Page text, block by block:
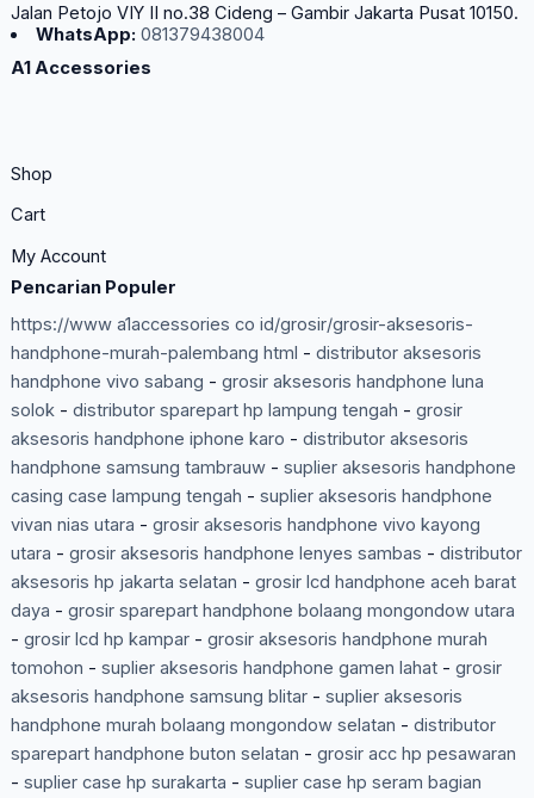
Jalan Petojo VIY II no.38 Cideng – Gambir Jakarta Pusat 10150.
WhatsApp: 081379438004
A1 Accessories
Shop
Cart
My Account
Pencarian Populer
https://www a1accessories co id/grosir/grosir-aksesoris-
handphone-murah-palembang html - distributor aksesoris
handphone vivo sabang - grosir aksesoris handphone luna
solok- distributor sparepart hp lampung tengah - grosir
aksesoris handphone iphone karo - distributor aksesoris
handphone samsung tambrauw- suplier aksesoris handphone
casing case lampung tengah - suplier aksesoris handphone
vivan nias utara - grosir aksesoris handphone vivo kayong
utara - grosir aksesoris handphone lenyes sambas - distributor
aksesoris hp jakarta selatan - grosir lcd handphone aceh barat
daya - grosir sparepart handphone bolaang mongondow utara
- grosir lcd hp kampar- grosir aksesoris handphone murah
tomohon - suplier aksesoris handphone gamen lahat- grosir
aksesoris handphone samsung blitar- suplier aksesoris
handphone murah bolaang mongondow selatan - distributor
sparepart handphone buton selatan - grosir acc hp pesawaran
- suplier case hp surakarta - suplier case hp seram bagian